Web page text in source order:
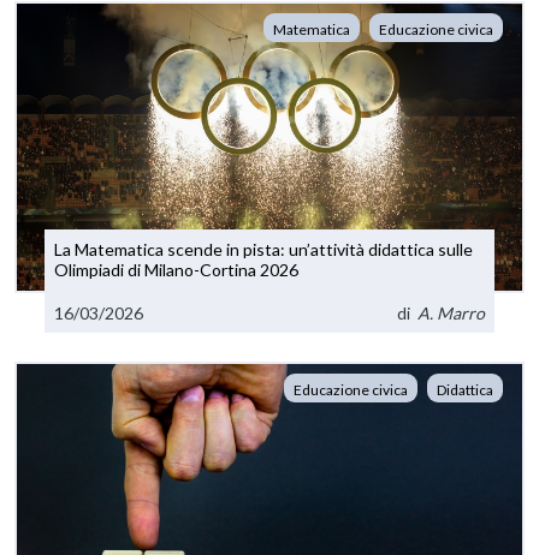
Matematica Educazione civica
La Matematica scende in pista: un’attività didattica sulle
Olimpiadi di Milano-Cortina 2026
16/03/2026 di A. Marro
Educazione civica Didattica